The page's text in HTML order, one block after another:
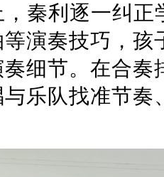
，秦利逐一纠
演奏技巧，
细节。在合
乐队找准节